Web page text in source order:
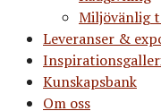
Miljövänlig
Leveranser &
Kunskapsbank
Om oss